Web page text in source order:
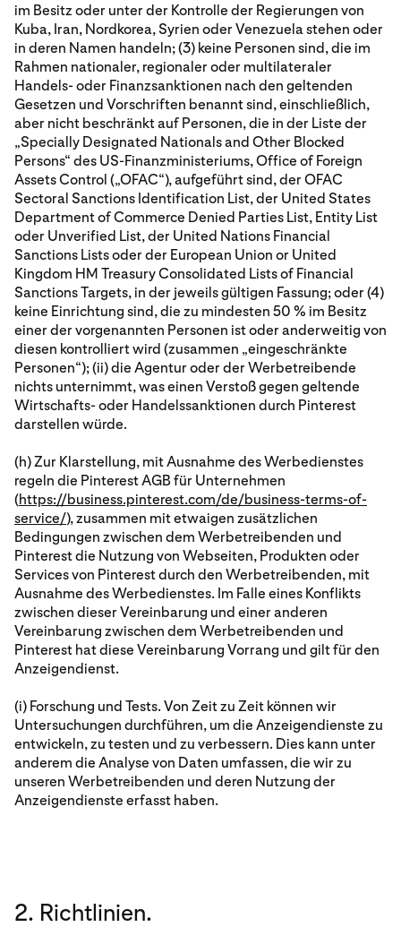
im Besitz oder unter der Kontrolle der Regierungen von
Kuba, Iran, Nordkorea, Syrien oder Venezuela stehen oder
in deren Namen handeln; (3) keine Personen sind, die im
Rahmen nationaler, regionaler oder multilateraler
Handels- oder Finanzsanktionen nach den geltenden
Gesetzen und Vorschriften benannt sind, einschließlich,
aber nicht beschränkt auf Personen, die in der Liste der
„Specially Designated Nationals and Other Blocked
Persons“ des US-Finanzministeriums, Office of Foreign
Assets Control („OFAC“), aufgeführt sind, der OFAC
Sectoral Sanctions Identification List, der United States
Department of Commerce Denied Parties List, Entity List
oder Unverified List, der United Nations Financial
Sanctions Lists oder der European Union or United
Kingdom HM Treasury Consolidated Lists of Financial
Sanctions Targets, in der jeweils gültigen Fassung; oder (4)
keine Einrichtung sind, die zu mindesten 50 % im Besitz
einer der vorgenannten Personen ist oder anderweitig von
diesen kontrolliert wird (zusammen „eingeschränkte
Personen“); (ii) die Agentur oder der Werbetreibende
nichts unternimmt, was einen Verstoß gegen geltende
Wirtschafts- oder Handelssanktionen durch Pinterest
darstellen würde.
(h) Zur Klarstellung, mit Ausnahme des Werbedienstes
regeln die Pinterest AGB für Unternehmen
(https://business.pinterest.com/de/business-terms-of-
service/), zusammen mit etwaigen zusätzlichen
Bedingungen zwischen dem Werbetreibenden und
Pinterest die Nutzung von Webseiten, Produkten oder
Services von Pinterest durch den Werbetreibenden, mit
Ausnahme des Werbedienstes. Im Falle eines Konflikts
zwischen dieser Vereinbarung und einer anderen
Vereinbarung zwischen dem Werbetreibenden und
Pinterest hat diese Vereinbarung Vorrang und gilt für den
Anzeigendienst.
(i) Forschung und Tests. Von Zeit zu Zeit können wir
Untersuchungen durchführen, um die Anzeigendienste zu
entwickeln, zu testen und zu verbessern. Dies kann unter
anderem die Analyse von Daten umfassen, die wir zu
unseren Werbetreibenden und deren Nutzung der
Anzeigendienste erfasst haben.
2. Richtlinien.